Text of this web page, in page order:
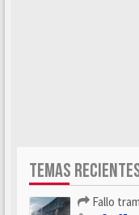
TEMAS
Fallo